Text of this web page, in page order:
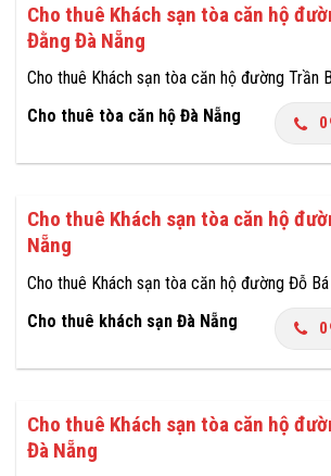
Cho thuê Khách sạn tòa căn hộ
Đằng Đà Nẵng
Cho thuê Khách sạn tòa căn hộ đường Trần
Cho thuê tòa căn hộ Đà Nẵng
Cho thuê Khách sạn tòa căn hộ
Nẵng
Cho thuê Khách sạn tòa căn hộ đường Đỗ
Cho thuê khách sạn Đà Nẵng
Cho thuê Khách sạn tòa căn hộ
Đà Nẵng